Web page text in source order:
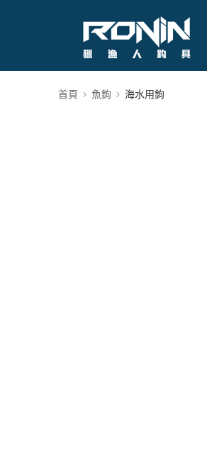
首頁 魚鉤 海水用鉤